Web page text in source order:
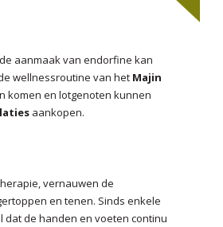
aanmaak van endorfine kan
wellnessroutine van het Majin
komen en lotgenoten kunnen
aankopen.
vernauwen de
en tenen. Sinds enkele
dat de handen en voeten continu